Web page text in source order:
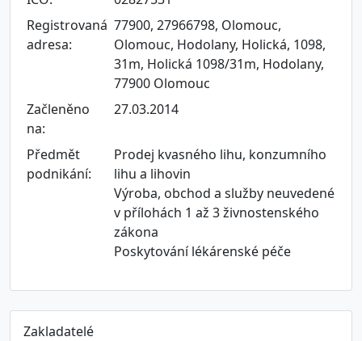
Registrovaná
adresa:
77900, 27966798, Olomouc,
Olomouc, Hodolany, Holická, 1098,
31m, Holická 1098/31m, Hodolany,
77900 Olomouc
Začleněno
na:
27.03.2014
Předmět
podnikání:
Prodej kvasného lihu, konzumního
lihu a lihovin
Výroba, obchod a služby neuvedené
v přílohách 1 až 3 živnostenského
zákona
Poskytování lékárenské péče
Zakladatelé